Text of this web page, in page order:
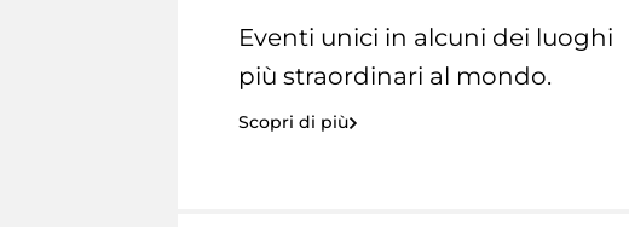
Eventi unici in alcuni dei luoghi
più straordinari al mondo.
Scopri di più